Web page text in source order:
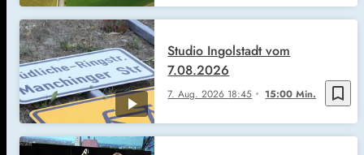
bookmark_border
7. Aug. 2026 18:45 15:00 Min.
Studio Ingolstadt vom
7.08.2026